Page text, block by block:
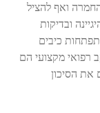
ואף להציל
ובדיקות
כיבים
רפואי מקצועי הם
את הסיכון